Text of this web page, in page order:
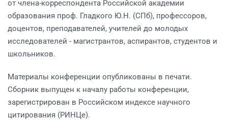
от члена-корреспондента Российской академии
образования проф. Гладкого Ю.Н. (СПб), профессоров,
доцентов, преподавателей, учителей до молодых
исследователей - магистрантов, аспирантов, студентов и
школьников.
Материалы конференции опубликованы в печати.
Сборник выпущен к началу работы конференции,
зарегистрирован в Российском индексе научного
цитирования (РИНЦе).